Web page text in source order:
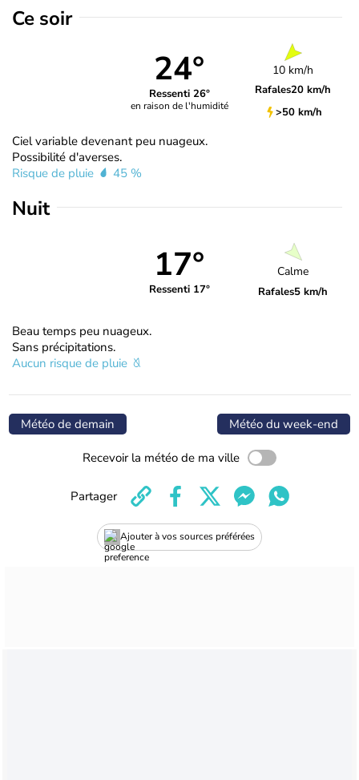
Ce soir
24°
Ressenti 26°
en raison de l'humidité
10 km/h
Rafales20 km/h
>50 km/h
Ciel variable devenant peu nuageux.
Possibilité d'averses.
Risque de pluie
45 %
Nuit
17°
Ressenti 17°
Calme
Rafales5 km/h
Beau temps peu nuageux.
Sans précipitations.
Aucun risque de pluie
Météo de demain Météo du week-end
Recevoir la météo de ma ville
Ajouter à vos sources préférées
Partager